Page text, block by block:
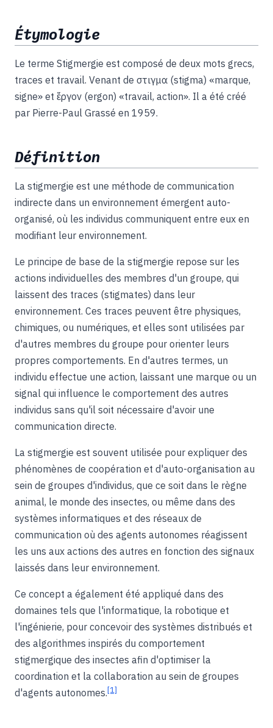
Étymologie
Le terme Stigmergie est composé de deux mots grecs,
traces et travail. Venant de στιγμα (stigma) «marque,
signe» et ἔργον (ergon) «travail, action». Il a été créé
par Pierre-Paul Grassé en 1959.
Définition
La stigmergie est une méthode de communication
indirecte dans un environnement émergent auto-
organisé, où les individus communiquent entre eux en
modifiant leur environnement.
Le principe de base de la stigmergie repose sur les
actions individuelles des membres d'un groupe, qui
laissent des traces (stigmates) dans leur
environnement. Ces traces peuvent être physiques,
chimiques, ou numériques, et elles sont utilisées par
d'autres membres du groupe pour orienter leurs
propres comportements. En d'autres termes, un
individu effectue une action, laissant une marque ou un
signal qui influence le comportement des autres
individus sans qu'il soit nécessaire d'avoir une
communication directe.
La stigmergie est souvent utilisée pour expliquer des
phénomènes de coopération et d'auto-organisation au
sein de groupes d'individus, que ce soit dans le règne
animal, le monde des insectes, ou même dans des
systèmes informatiques et des réseaux de
communication où des agents autonomes réagissent
les uns aux actions des autres en fonction des signaux
laissés dans leur environnement.
Ce concept a également été appliqué dans des
domaines tels que l'informatique, la robotique et
l'ingénierie, pour concevoir des systèmes distribués et
des algorithmes inspirés du comportement
stigmergique des insectes afin d'optimiser la
coordination et la collaboration au sein de groupes
d'agents autonomes.[1]